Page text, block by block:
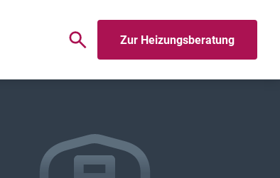
Zur Heizungsberatung